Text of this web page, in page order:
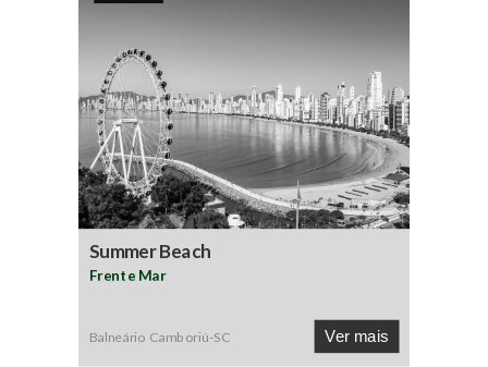
Summer Beach
Frente Mar
Balneário Camboriú-SC Ver mais